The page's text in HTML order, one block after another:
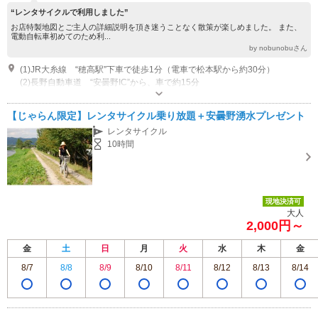
“レンタサイクルで利用しました”
お店特製地図とご主人の詳細説明を頂き迷うことなく散策が楽しめました。 また、
電動自転車初めてのため利...
by nobunobuさん
(1)JR大糸線 “穂高駅”下車で徒歩1分（電車で松本駅から約30分）
(2)長野自動車道 “安曇野IC”から、車で約15分
営業時間：8:00～日没まで（貸出） 定休日：雨天日＆冬季
【じゃらん限定】レンタサイクル乗り放題＋安曇野湧水プレゼント
レンタサイクル
10時間
現地決済可
大人
2,000円～
金 土 日 月 火 水 木
金
8/7
8/8 8/9 8/10 8/11 8/12 8/13 8/14